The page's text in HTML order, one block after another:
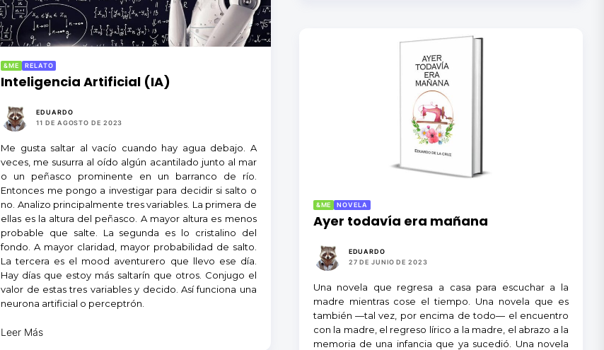
&ME RELATO
Inteligencia Artificial (IA)
EDUARDO
11 DE AGOSTO DE 2023
Me gusta saltar al vacío cuando hay agua debajo. A
veces, me susurra al oído algún acantilado junto al mar
o un peñasco prominente en un barranco de río.
Entonces me pongo a investigar para decidir si salto o
no. Analizo principalmente tres variables. La primera de
ellas es la altura del peñasco. A mayor altura es menos
probable que salte. La segunda es lo cristalino del
fondo. A mayor claridad, mayor probabilidad de salto.
La tercera es el mood aventurero que llevo ese día.
Hay días que estoy más saltarín que otros. Conjugo el
valor de estas tres variables y decido. Así funciona una
neurona artificial o perceptrón.
Leer Más
&ME NOVELA
Ayer todavía era mañana
EDUARDO
27 DE JUNIO DE 2023
Una novela que regresa a casa para escuchar a la
madre mientras cose el tiempo. Una novela que es
también —tal vez, por encima de todo— el encuentro
con la madre, el regreso lírico a la madre, el abrazo a la
memoria de una infancia que ya sucedió. Una novela